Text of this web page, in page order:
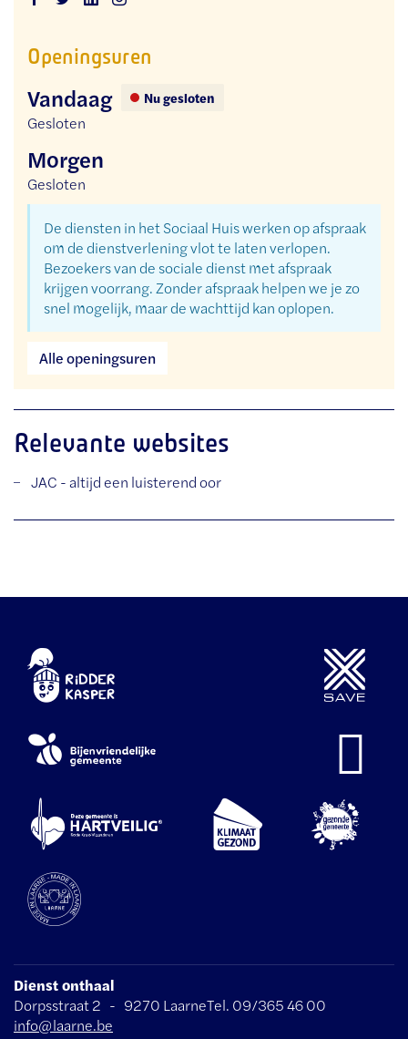
DienstDienstDienstDienst
Openingsuren
Vandaag Nu gesloten
Gesloten
Morgen
Gesloten
De diensten in het Sociaal Huis werken op afspraak
om de dienstverlening vlot te laten verlopen.
Bezoekers van de sociale dienst met afspraak
krijgen voorrang. Zonder afspraak helpen we je zo
snel mogelijk, maar de wachttijd kan oplopen.
Alle openingsurenSociale
Relevante websites
JAC - altijd een luisterend oor
Dienst onthaal
Adres
Dorpsstraat 2 - 9270 Laarne
Tel. 09/365 46 00
E-
mail
info@laarne.be